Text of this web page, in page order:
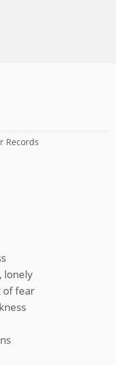
Records
lonely
of fear